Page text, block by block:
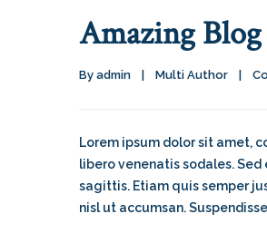
Amazing
By admin Multi Author
Lorem ipsum dolor sit amet,
libero venenatis sodales.
sagittis. Etiam quis semper
nisl ut accumsan.